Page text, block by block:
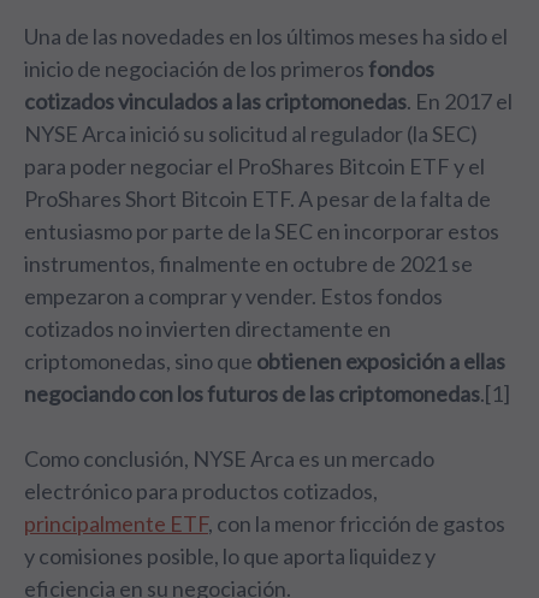
Una de las novedades en los últimos meses ha sido el
inicio de negociación de los primeros fondos
cotizados vinculados a las criptomonedas. En 2017 el
NYSE Arca inició su solicitud al regulador (la SEC)
para poder negociar el ProShares Bitcoin ETF y el
ProShares Short Bitcoin ETF. A pesar de la falta de
entusiasmo por parte de la SEC en incorporar estos
instrumentos, finalmente en octubre de 2021 se
empezaron a comprar y vender. Estos fondos
cotizados no invierten directamente en
criptomonedas, sino que obtienen exposición a ellas
negociando con los futuros de las criptomonedas.[1]
Como conclusión, NYSE Arca es un mercado
electrónico para productos cotizados,
principalmente ETF, con la menor fricción de gastos
y comisiones posible, lo que aporta liquidez y
eficiencia en su negociación.